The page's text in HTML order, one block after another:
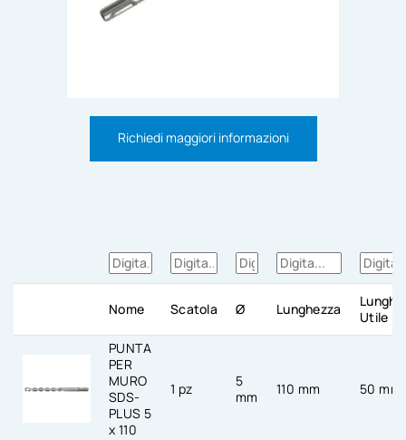
Richiedi maggiori informazioni
Nome Scatola Ø Lunghezza
Utile
PUNTA
PER
MURO
SDS-
PLUS 5
x 110
1 pz
5
mm
110 mm 50 mm